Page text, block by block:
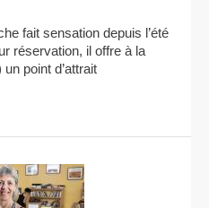
fait sensation depuis l’été
réservation, il offre à la
point d’attrait